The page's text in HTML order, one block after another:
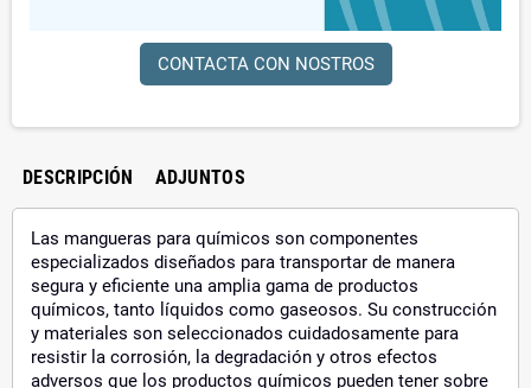
CONTACTA CON NOSTROS
DESCRIPCIÓN ADJUNTOS
Las mangueras para químicos son componentes
especializados diseñados para transportar de manera
segura y eficiente una amplia gama de productos
químicos, tanto líquidos como gaseosos. Su construcción
y materiales son seleccionados cuidadosamente para
resistir la corrosión, la degradación y otros efectos
adversos que los productos químicos pueden tener sobre